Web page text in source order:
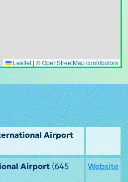
Leaflet | ©OpenStreetMap contributors
Airport
Airport(645
Website